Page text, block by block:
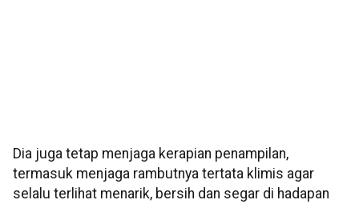
Dia juga tetap menjaga kerapian penampilan,
termasuk menjaga rambutnya tertata klimis agar
selalu terlihat menarik, bersih dan segar di hadapan